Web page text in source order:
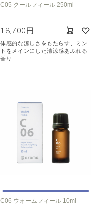
C05 クールフィール 250ml
18,700円
体感的な涼しさをもたらす、ミン
トをメインにした清涼感あふれる
香り
C06 ウォームフィール 10ml